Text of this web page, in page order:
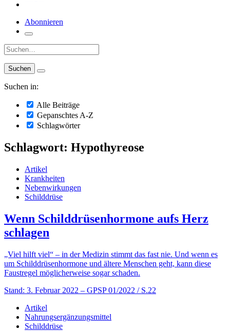
Abonnieren
Suche:
Suchen in:
Alle Beiträge
Gepanschtes A-Z
Schlagwörter
Schlagwort: Hypothyreose
Artikel
Krankheiten
Nebenwirkungen
Schilddrüse
Wenn Schilddrüsenhormone aufs Herz
schlagen
„Viel hilft viel“ – in der Medizin stimmt das fast nie. Und wenn es
um Schilddrüsen­hormone und ältere Menschen geht, kann diese
Faustregel möglicherweise sogar schaden.
Stand: 3. Februar 2022 – GPSP 01/2022 / S.22
Artikel
Nahrungsergänzungsmittel
Schilddrüse